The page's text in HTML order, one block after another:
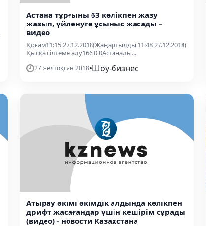
Астана тұрғыны 63 көлікпен жазу
жазып, үйленуге ұсыныс жасады –
видео
Қоғам11:15 27.12.2018(Жаңартылды 11:48 27.12.2018)
Қысқа сілтеме алу166 0 0Астаналы...
27 желтоқсан 2018•Шоу-бизнес
Атырау әкімі әкімдік алдында көлікпен
дрифт жасағандар үшін кешірім сұрады
(видео) - новости Казахстана